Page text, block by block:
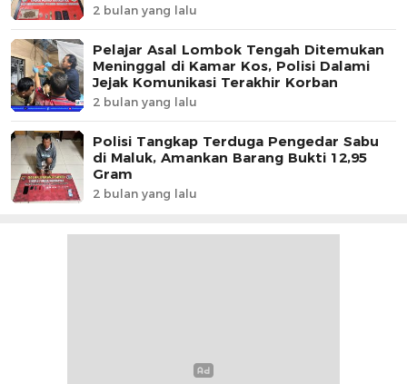
2 bulan yang lalu
Pelajar Asal Lombok Tengah Ditemukan
Meninggal di Kamar Kos, Polisi Dalami
Jejak Komunikasi Terakhir Korban
2 bulan yang lalu
Polisi Tangkap Terduga Pengedar Sabu
di Maluk, Amankan Barang Bukti 12,95
Gram
2 bulan yang lalu